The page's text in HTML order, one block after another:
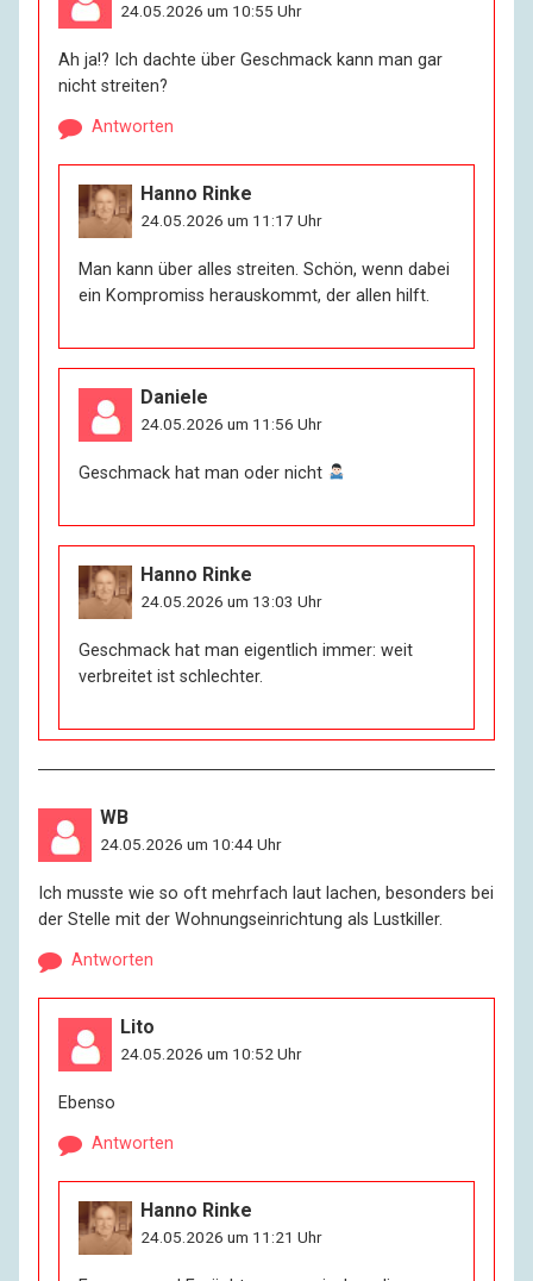
24.05.2026 um 10:55 Uhr
Ah ja!? Ich dachte über Geschmack kann man gar
nicht streiten?
Antworten
Hanno Rinke
24.05.2026 um 11:17 Uhr
Man kann über alles streiten. Schön, wenn dabei
ein Kompromiss herauskommt, der allen hilft.
Daniele
24.05.2026 um 11:56 Uhr
Geschmack hat man oder nicht
Hanno Rinke
24.05.2026 um 13:03 Uhr
Geschmack hat man eigentlich immer: weit
verbreitet ist schlechter.
WB
24.05.2026 um 10:44 Uhr
Ich musste wie so oft mehrfach laut lachen, besonders bei
der Stelle mit der Wohnungseinrichtung als Lustkiller.
Antworten
Lito
24.05.2026 um 10:52 Uhr
Ebenso
Antworten
Hanno Rinke
24.05.2026 um 11:21 Uhr